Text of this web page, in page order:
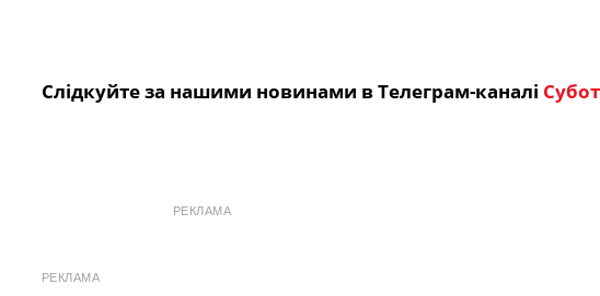
Слідкуйте за нашими новинами в Телеграм-каналі
РЕКЛАМА
РЕКЛАМА